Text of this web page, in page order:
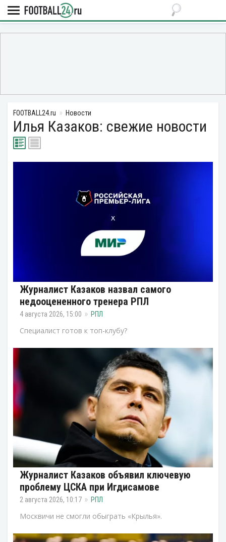
FOOTBALL24.ru Новости
Илья Казаков: свежие новости
Журналист Казаков назвал самого
недооцененного тренера РПЛ
4 августа 2026, 15:00 РПЛ
Специалист готов к топ-клубу?
Журналист Казаков объявил ключевую
проблему ЦСКА при Игдисамове
2 августа 2026, 10:17 РПЛ
Москвичи не смогли обыграть «Крылья».